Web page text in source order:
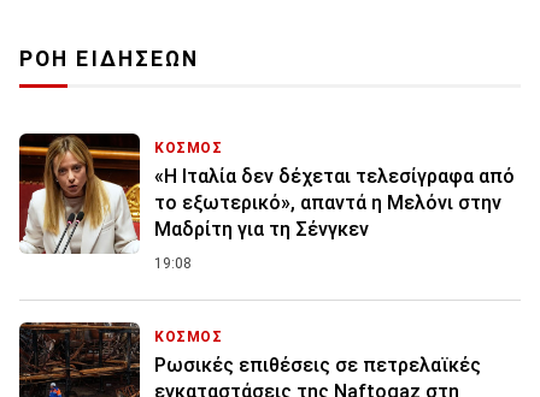
ΡΟΗ ΕΙΔΗΣΕΩΝ
ΚΟΣΜΟΣ
«Η Ιταλία δεν δέχεται τελεσίγραφα από
το εξωτερικό», απαντά η Μελόνι στην
Μαδρίτη για τη Σένγκεν
19:08
ΚΟΣΜΟΣ
Ρωσικές επιθέσεις σε πετρελαϊκές
εγκαταστάσεις της Naftogaz στη